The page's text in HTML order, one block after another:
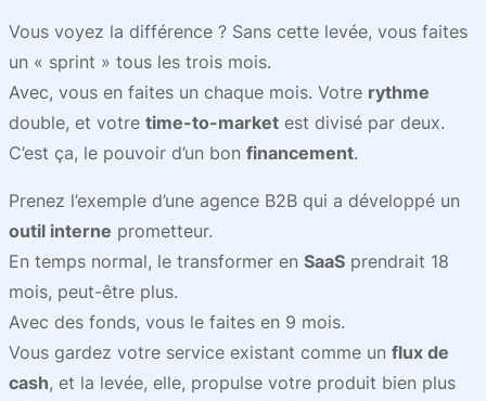
Vous voyez la différence ? Sans cette levée, vous faites
un « sprint » tous les trois mois.
Avec, vous en faites un chaque mois. Votre rythme
double, et votre time-to-market est divisé par deux.
C’est ça, le pouvoir d’un bon financement.
Prenez l’exemple d’une agence B2B qui a développé un
outil interne prometteur.
En temps normal, le transformer en SaaS prendrait 18
mois, peut-être plus.
Avec des fonds, vous le faites en 9 mois.
Vous gardez votre service existant comme un flux de
cash, et la levée, elle, propulse votre produit bien plus